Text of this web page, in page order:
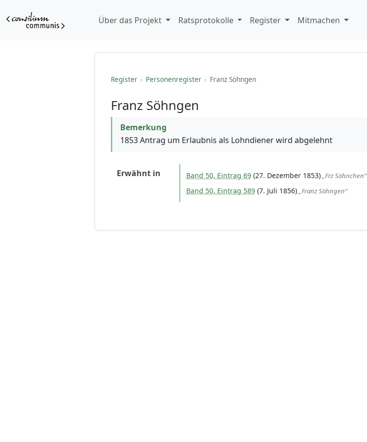
Über das Projekt Ratsprotokolle Register Mitmachen
Register › Personenregister › Franz Söhngen
Franz Söhngen
Bemerkung
1853 Antrag um Erlaubnis als Lohndiener wird abgelehnt
Erwähnt in Band 50, Eintrag 69(27. Dezember 1853)„Frz Söhnchen“
Band 50, Eintrag 589(7. Juli 1856)„Franz Söhngen“